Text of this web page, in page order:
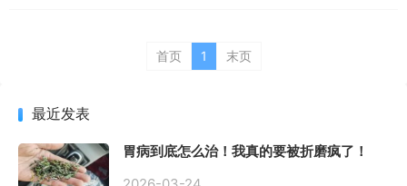
首页 1 末页
最近发表
胃病到底怎么治！我真的要被折磨疯了！